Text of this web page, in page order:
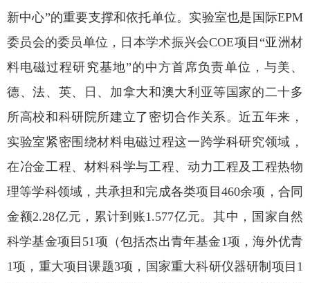
新中心”的重要支撑和依托单位。实验室也是国际EPM
委员会的委员单位，日本学术振兴会COE项目“亚洲材
料电磁过程研究基地”的中方首席负责单位，与美、
德、法、英、日、加拿大和澳大利亚等国家的二十多
所高校和科研院所建立了密切合作关系。近五年来，
实验室紧密围绕材料电磁过程这一跨学科研究领域，
在冶金工程、材料科学与工程、动力工程及工程热物
理等学科领域，共承担和完成各类项目460余项，合同
金额2.28亿元，累计到账1.577亿元。其中，国家自然
科学基金项目51项（包括杰出青年基金1项，海外优青
1项，重大项目课题3项，国家重大科研仪器研制项目1